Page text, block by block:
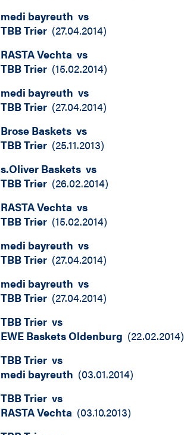
medi bayreuth vs
TBB Trier (27.04.2014)
RASTA Vechta vs
TBB Trier (15.02.2014)
medi bayreuth vs
TBB Trier (27.04.2014)
Brose Baskets vs
TBB Trier (25.11.2013)
s.Oliver Baskets vs
TBB Trier (26.02.2014)
RASTA Vechta vs
TBB Trier (15.02.2014)
medi bayreuth vs
TBB Trier (27.04.2014)
medi bayreuth vs
TBB Trier (27.04.2014)
TBB Trier vs
EWE Baskets Oldenburg (22.02.2014)
TBB Trier vs
medi bayreuth (03.01.2014)
TBB Trier vs
RASTA Vechta (03.10.2013)